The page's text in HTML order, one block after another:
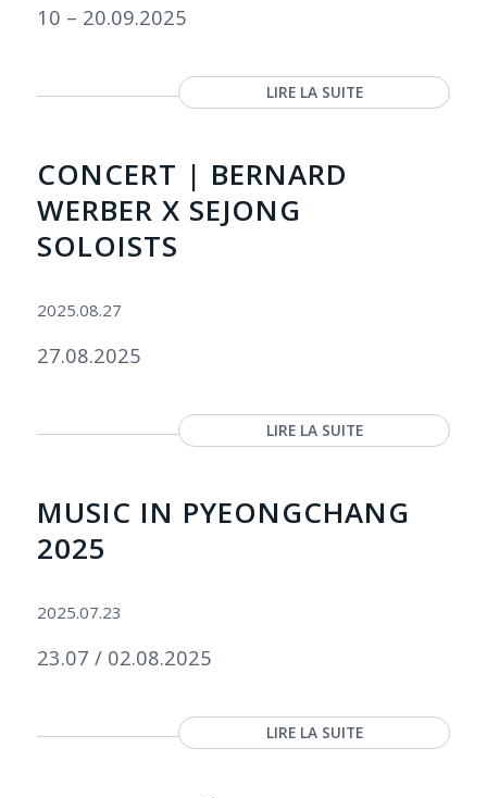
10 – 20.09.2025
LIRE LA SUITE
CONCERT | BERNARD
WERBER X SEJONG
SOLOISTS
2025.08.27
27.08.2025
LIRE LA SUITE
MUSIC IN PYEONGCHANG
2025
2025.07.23
23.07 / 02.08.2025
LIRE LA SUITE